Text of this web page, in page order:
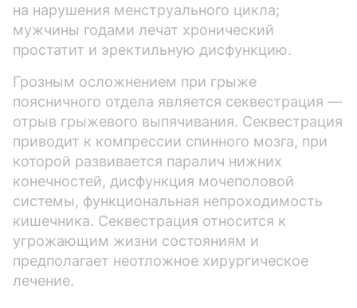
на нарушения менструального цикла;
мужчины годами лечат хронический
простатит и эректильную дисфункцию.
Грозным осложнением при грыже
поясничного отдела является секвестрация —
отрыв грыжевого выпячивания. Секвестрация
приводит к компрессии спинного мозга, при
которой развивается паралич нижних
конечностей, дисфункция мочеполовой
системы, функциональная непроходимость
кишечника. Секвестрация относится к
угрожающим жизни состояниям и
предполагает неотложное хирургическое
лечение.